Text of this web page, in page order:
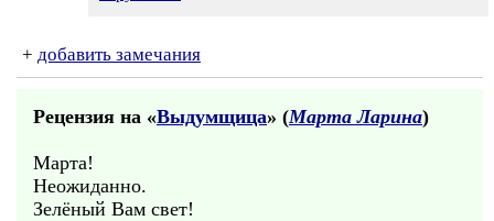
+ добавить замечания
Рецензия на «Выдумщица» (Марта Ларина)
Марта!
Неожиданно.
Зелёный Вам свет!